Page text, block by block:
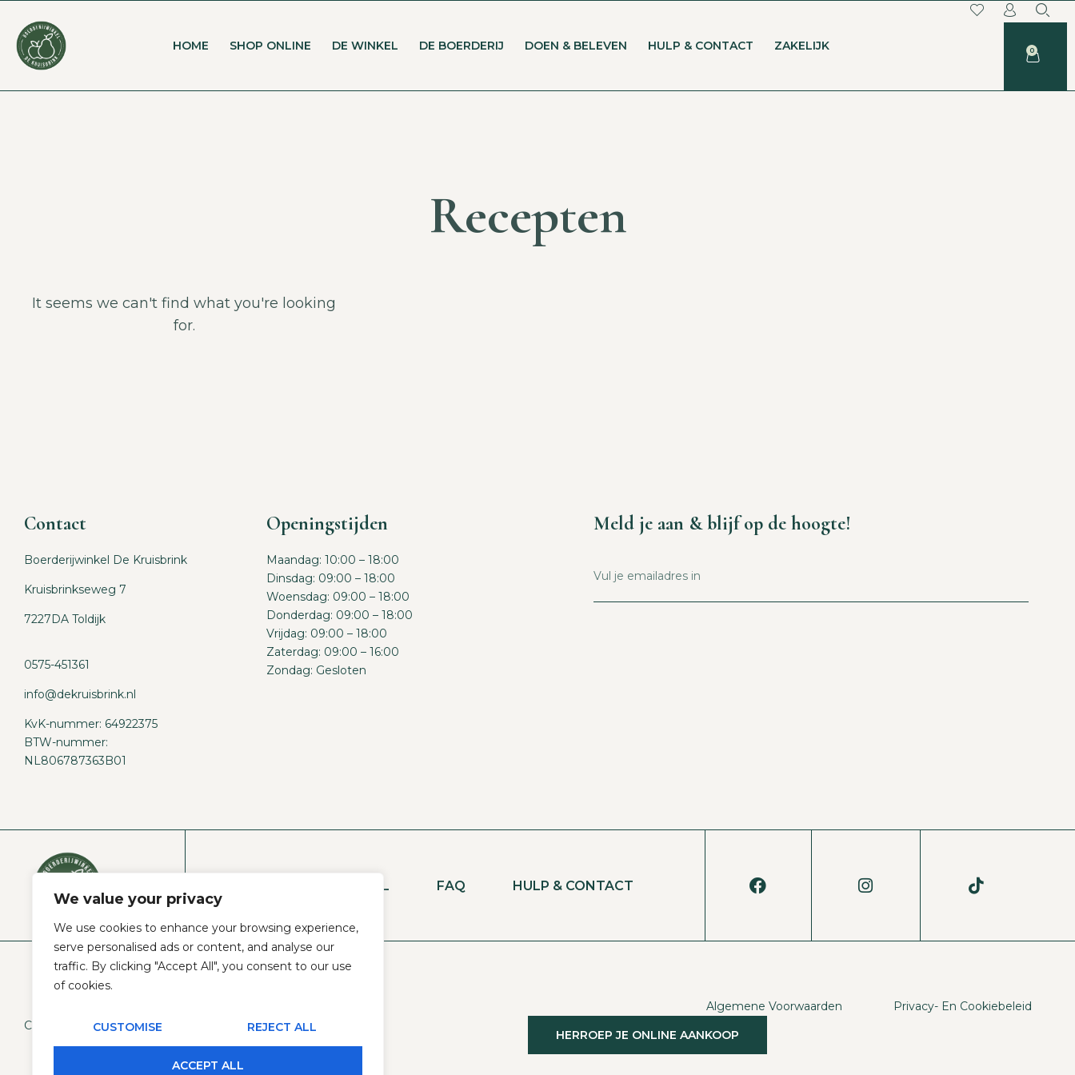
We value your privacy
We use cookies to enhance your browsing experience,
serve personalised ads or content, and analyse our
traffic. By clicking "Accept All", you consent to our use
of cookies.
CUSTOMISE REJECT ALL
ACCEPT ALL
HOME SHOP ONLINE DE WINKEL DE BOERDERIJ DOEN & BELEVEN HULP & CONTACT ZAKELIJK 0
Recepten
It seems we can't find what you're looking
for.
Contact
Boerderijwinkel De Kruisbrink
Kruisbrinkseweg 7
7227DA Toldijk
0575-451361
info@dekruisbrink.nl
KvK-nummer: 64922375
BTW-nummer:
NL806787363B01
Openingstijden
Maandag: 10:00 – 18:00
Dinsdag: 09:00 – 18:00
Woensdag: 09:00 – 18:00
Donderdag: 09:00 – 18:00
Vrijdag: 09:00 – 18:00
Zaterdag: 09:00 – 16:00
Zondag: Gesloten
Meld je aan & blijf op de hoogte!
VIND ONZE WINKEL FAQ HULP & CONTACT
Copyright © 2026 Boerderijwinkel De Kruisbrink
Algemene Voorwaarden
Privacy- En Cookiebeleid
HERROEP JE ONLINE AANKOOP